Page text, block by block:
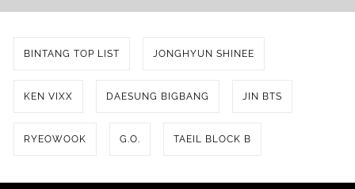
BINTANG TOP LIST JONGHYUN SHINEE
KEN VIXX DAESUNG BIGBANG JIN BTS
RYEOWOOK G.O. TAEIL BLOCK B